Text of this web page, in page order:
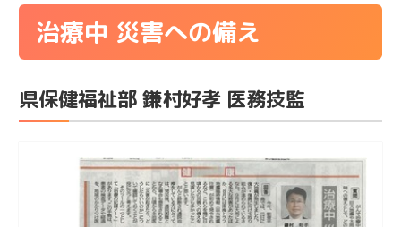
治療中 災害への備え
県保健福祉部 鎌村好孝 医務技監